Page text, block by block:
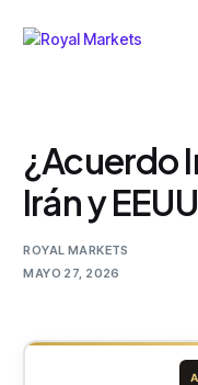
¿Acuerdo
Irán y
ROYAL MARKETS
MAYO 27, 2026
Inicio
Recursos